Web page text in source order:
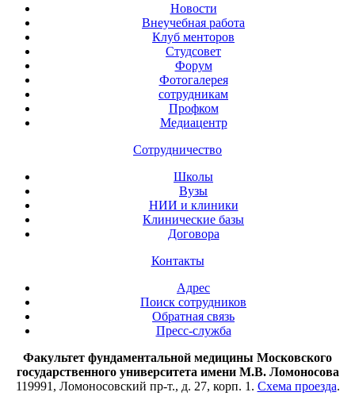
Новости
Внеучебная работа
Клуб менторов
Студсовет
Форум
Фотогалерея
сотрудникам
Профком
Медиацентр
Сотрудничество
Школы
Вузы
НИИ и клиники
Клинические базы
Договора
Контакты
Адрес
Поиск сотрудников
Обратная связь
Пресс-служба
Факультет фундаментальной медицины Московского
государственного университета имени М.В. Ломоносова
119991, Ломоносовский пр-т., д. 27, корп. 1. Схема проезда.